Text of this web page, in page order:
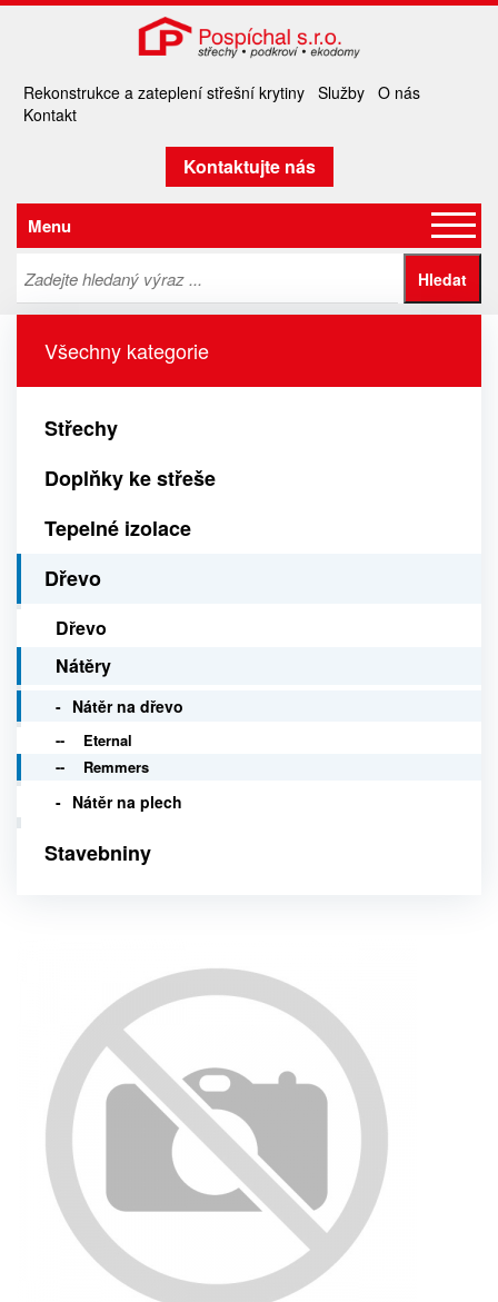
Rekonstrukce a zateplení střešní krytiny Služby O nás
Kontakt
Kontaktujte nás
Menu
Všechny kategorie
Střechy
Doplňky ke střeše
Tepelné izolace
Dřevo
Dřevo
Nátěry
Nátěr na dřevo
Eternal
Remmers
Nátěr na plech
Stavebniny